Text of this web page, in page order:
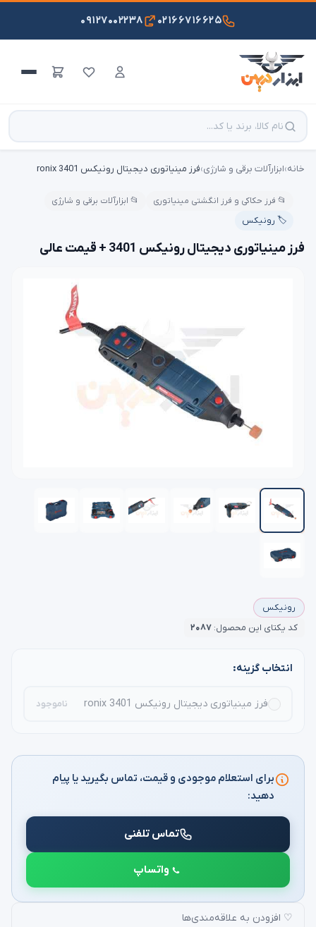
۰۲۱۶۶۷۱۶۶۲۵ ۰۹۱۲۷۰۰۲۲۳۸
خانه›ابزارآلات برقی و شارژی›فرز مینیاتوری دیجیتال رونیکس ronix 3401
📂 فرز حکاکی و فرز انگشتی مینیاتوری
📂 ابزارآلات برقی و شارژی
🏷️ رونیکس
فرز مینیاتوری دیجیتال رونیکس 3401 + قیمت عالی
رونیکس
کد یکتای این محصول: ۲۰۸۷
انتخاب گزینه:
فرز مینیاتوری دیجیتال رونیکس ronix 3401 ناموجود
برای استعلام موجودی و قیمت، تماس بگیرید یا پیام
دهید:
تماس تلفنی
واتساپ
♡ افزودن به علاقه‌مندی‌ها